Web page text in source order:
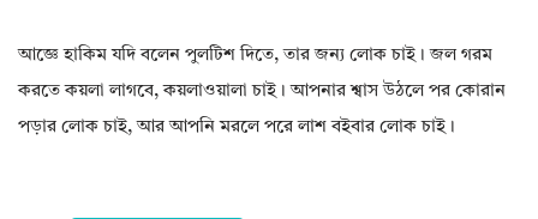
আজ্ঞে হাকিম যদি বলেন পুলটিশ দিতে, তার জন্য লোক চাই। জল গরম
করতে কয়লা লাগবে, কয়লাওয়ালা চাই। আপনার শ্বাস উঠলে পর কোরান
পড়ার লোক চাই, আর আপনি মরলে পরে লাশ বইবার লোক চাই।